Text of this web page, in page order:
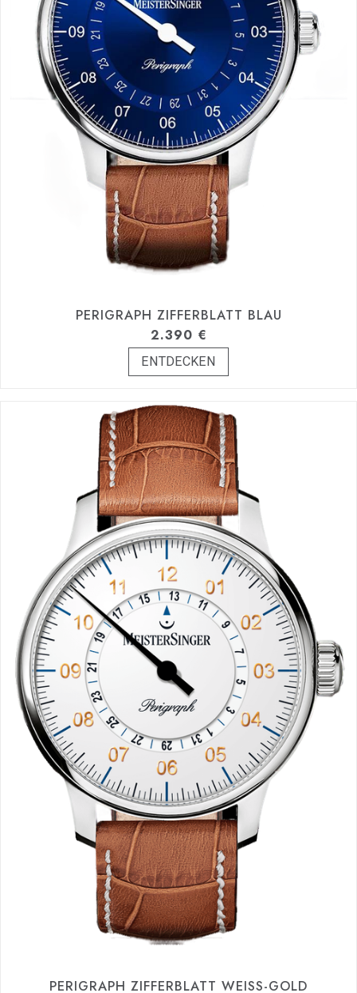
PERIGRAPH ZIFFERBLATT BLAU
2.390 €
ENTDECKEN
PERIGRAPH ZIFFERBLATT WEISS-GOLD S